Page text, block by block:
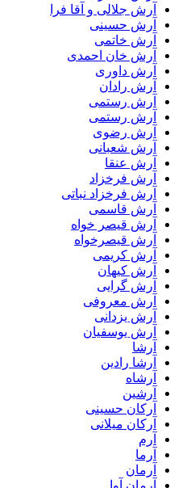
آرش جلالی و آقا فرا
آرش حسینی
آرش خاتمی
آرش خان احمدی
آرش داوری
آرش رادان
آرش رستمى
آرش رستمی
آرش رضوی
آرش شعبانی
آرش عنقا
آرش فرخزاد
آرش فرخزاد نباتی
آرش قاسمی
آرش قیصر خواه
آرش قیصرخواه
آرش کریمی
آرش کیهان
آرش گرایی
آرش معروفی
آرش یزدانی
آرش یوسفیان
آرشا
آرشا رادین
آرشاه
آرشین
آرکان حسینی
آرکان میلانی
آرم
آرما
آرمان
آرمان آوا